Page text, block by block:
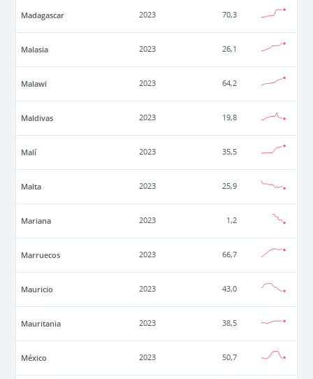
Madagascar 2023 70,3
Malasia 2023 26,1
Malawi 2023 64,2
Maldivas 2023 19,8
Malí 2023 35,5
Malta 2023 25,9
Mariana 2023 1,2
Marruecos 2023 66,7
Mauricio 2023 43,0
Mauritania 2023 38,5
México 2023 50,7